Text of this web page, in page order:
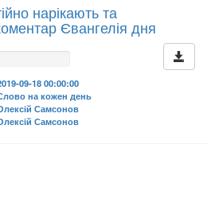
нарікають та
Євангелія дня
09-18 00:00:00
на кожен день
Самсонов
Самсонов